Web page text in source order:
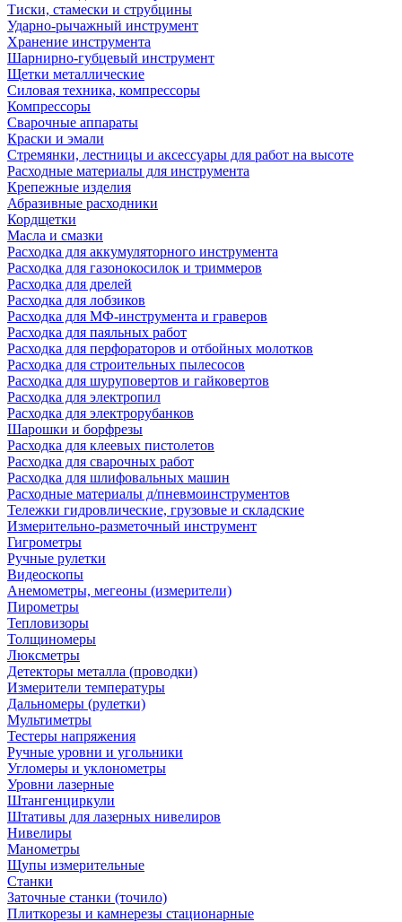
Тиски, стамески и струбцины
Ударно-рычажный инструмент
Хранение инструмента
Шарнирно-губцевый инструмент
Щетки металлические
Силовая техника, компрессоры
Компрессоры
Сварочные аппараты
Краски и эмали
Стремянки, лестницы и аксессуары для работ на высоте
Расходные материалы для инструмента
Крепежные изделия
Абразивные расходники
Кордщетки
Масла и смазки
Расходка для аккумуляторного инструмента
Расходка для газонокосилок и триммеров
Расходка для дрелей
Расходка для лобзиков
Расходка для МФ-инструмента и граверов
Расходка для паяльных работ
Расходка для перфораторов и отбойных молотков
Расходка для строительных пылесоcов
Расходка для шуруповертов и гайковертов
Расходка для электропил
Расходка для электрорубанков
Шарошки и борфрезы
Расходка для клеевых пистолетов
Расходка для сварочных работ
Расходка для шлифовальных машин
Расходные материалы д/пневмоинструментов
Тележки гидровлические, грузовые и складские
Измерительно-разметочный инструмент
Гигрометры
Ручные рулетки
Видеоскопы
Анемометры, мегеоны (измерители)
Пирометры
Тепловизоры
Толщиномеры
Люксметры
Детекторы металла (проводки)
Измерители температуры
Дальномеры (рулетки)
Мультиметры
Тестеры напряжения
Ручные уровни и угольники
Угломеры и уклонометры
Уровни лазерные
Штангенциркули
Штативы для лазерных нивелиров
Нивелиры
Манометры
Щупы измерительные
Станки
Заточные станки (точило)
Плиткорезы и камнерезы стационарные